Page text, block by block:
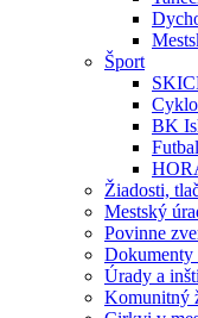
Šport
BK
Žiadosti,
Mestský
Povinne
Dokumenty
Úrady a
Komunitný